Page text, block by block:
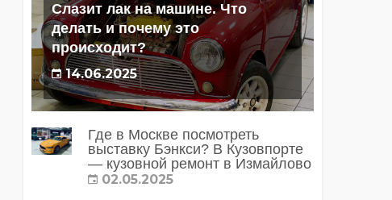
Слазит лак на машине. Что
делать и почему это
происходит?
14.06.2025
Где в Москве посмотреть
выставку Бэнкси? В Кузовпорте
— кузовной ремонт в Измайлово
02.05.2025